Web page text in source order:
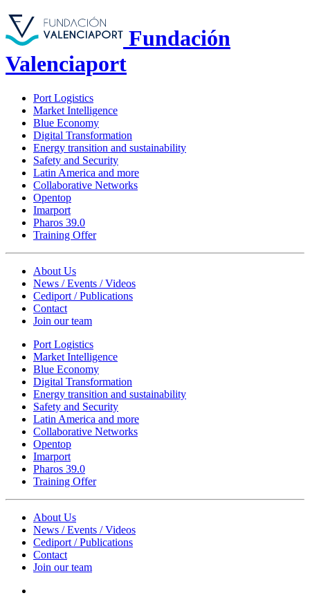
Fundación
Valenciaport
Port Logistics
Market Intelligence
Blue Economy
Digital Transformation
Energy transition and sustainability
Safety and Security
Latin America and more
Collaborative Networks
Opentop
Imarport
Pharos 39.0
Training Offer
About Us
News / Events / Videos
Cediport / Publications
Contact
Join our team
Port Logistics
Market Intelligence
Blue Economy
Digital Transformation
Energy transition and sustainability
Safety and Security
Latin America and more
Collaborative Networks
Opentop
Imarport
Pharos 39.0
Training Offer
About Us
News / Events / Videos
Cediport / Publications
Contact
Join our team